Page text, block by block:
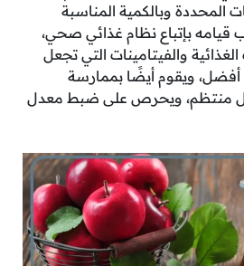
وبالكمية المناسبة
بإتباع نظام غذائي صحي،
والفيتامينات التي تجعل
ويقوم أيضًا بممارسة
منتظم، ويحرص على ضبط معدل